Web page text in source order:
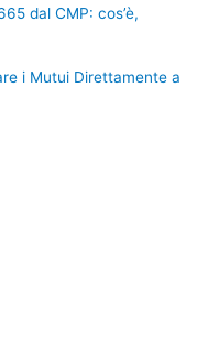
dal CMP: cos’è,
i Mutui Direttamente a